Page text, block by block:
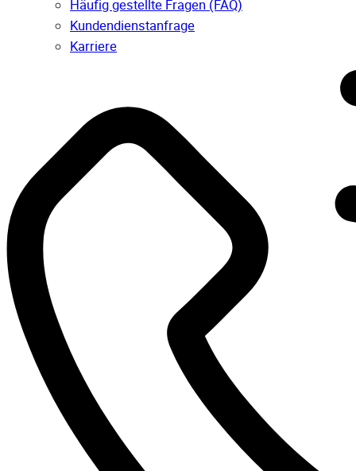
Häufig gestellte Fragen (FAQ)
Kunden­dienst­anfrage
Karriere